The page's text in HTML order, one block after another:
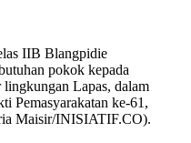
IIB Blangpidie
pokok kepada
Lapas, dalam
Pemasyarakatan ke-61,
Maisir/INISIATIF.CO).